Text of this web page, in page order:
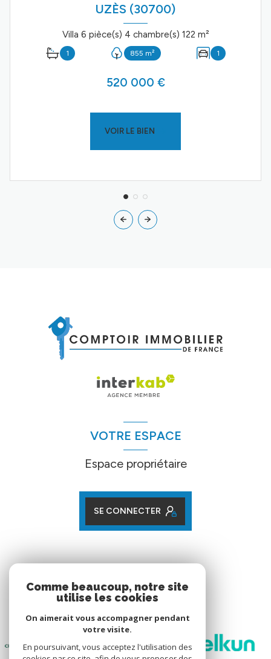
UZÈS (30700)
Villa 6 pièce(s) 4 chambre(s) 122 m²
1 855 m² 1
520 000 €
VOIR LE BIEN
VOTRE ESPACE
Espace propriétaire
SE CONNECTER
Nos partenaires
Comme beaucoup, notre site
utilise les cookies
On aimerait vous accompagner pendant
votre visite.
En poursuivant, vous acceptez l'utilisation des